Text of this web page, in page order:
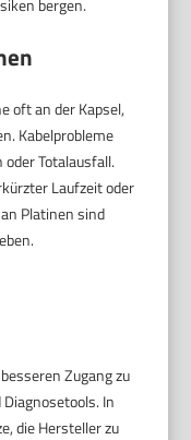
oft an der Kapsel,
Kabelprobleme
Totalausfall.
Laufzeit oder
Platinen sind
Zugang zu
In
die Hersteller zu